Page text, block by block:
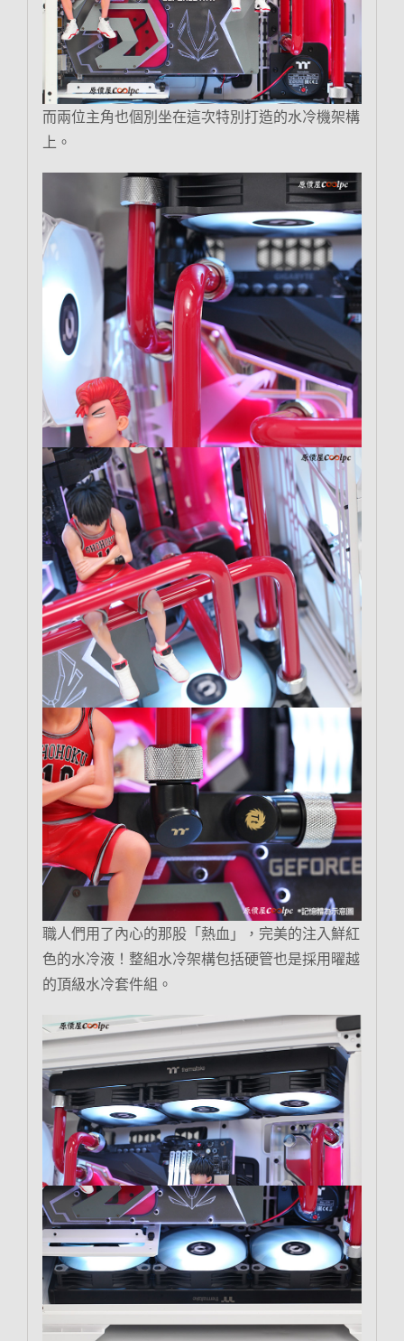
而兩位主角也個別坐在這次特別打造的水冷機架構
上。
職人們用了內心的那股「熱血」，完美的注入鮮紅
色的水冷液！整組水冷架構包括硬管也是採用曜越
的頂級水冷套件組。